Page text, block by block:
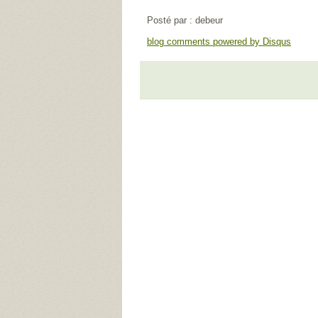
Posté par : debeur
blog comments powered by Disqus